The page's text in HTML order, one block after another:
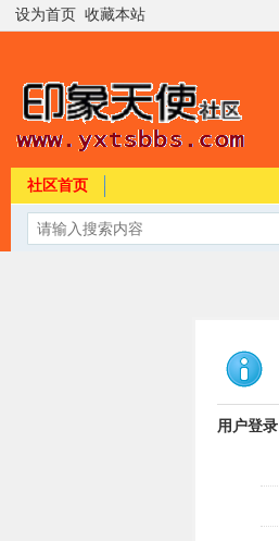
设为首页 收藏本站
社区首页
用户登录